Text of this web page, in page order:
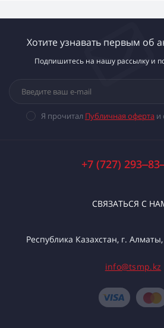
Хотите узнавать первым об
Подпишитесь на нашу рассылку и
Я прочитал Публичная оферта и
+7 (727)
СВЯЗАТЬСЯ С
Республика Казахстан, г.
info@tsmp.kz